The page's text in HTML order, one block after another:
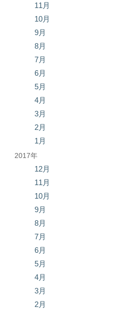
11月
10月
9月
8月
7月
6月
5月
4月
3月
2月
1月
2017年
12月
11月
10月
9月
8月
7月
6月
5月
4月
3月
2月